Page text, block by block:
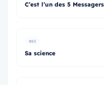
C’est l’un des 5
#83
Sa science